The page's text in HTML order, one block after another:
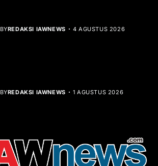
BYREDAKSI IAWNEWS 4 AGUSTUS 2026
BYREDAKSI IAWNEWS 1 AGUSTUS 2026